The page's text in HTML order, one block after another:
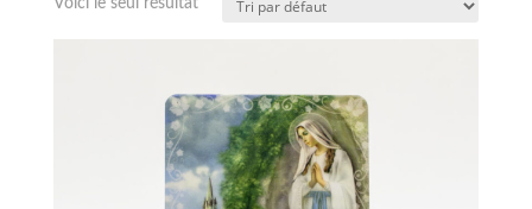
Voici le seul résultat